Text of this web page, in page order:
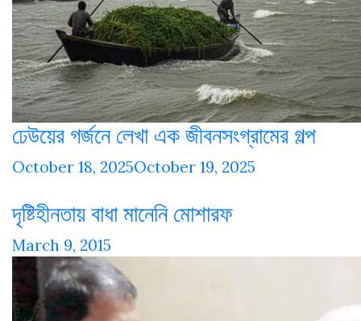
ঢেউয়ের গর্জনে লেখা এক জীবনসংগ্রামের গল্প
October 18, 2025October 19, 2025
দৃষ্টিহীনতায় বাধা মানেনি মোশারফ
March 9, 2015